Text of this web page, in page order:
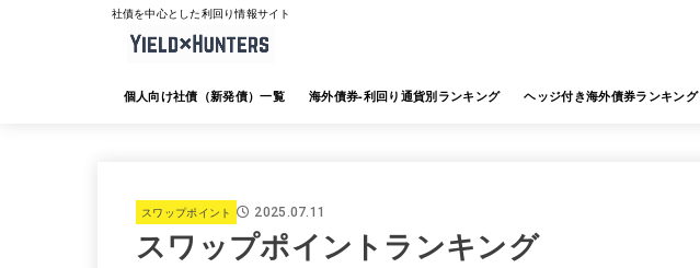
社債を中心とした利回り情報サイト
個人向け社債（新発債）一覧 海外債券-利回り通貨別ランキング ヘッジ付き海外債券ランキング
スワップポイント 2025.07.11
スワップポイントランキング